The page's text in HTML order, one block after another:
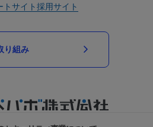
トサイト採用サイト
り組み